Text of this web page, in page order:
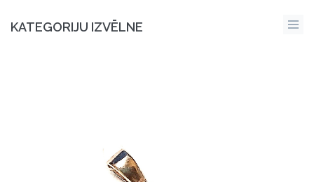
KATEGORIJU IZVĒLNE